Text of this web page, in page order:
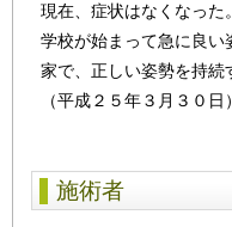
現在、症状はなくなった。
学校が始まって急に良い
家で、正しい姿勢を持続
（平成２５年３月３０日）
施術者